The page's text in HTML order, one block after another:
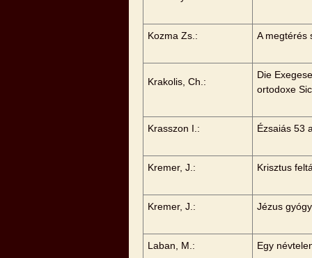
Kozma Zs.: A megtérés
Krakolis, Ch.:
Die
ortodoxe
Krasszon I.: Ézsaiás 53
Kremer, J.: Krisztus
Kremer, J.: Jézus
Laban, M.: Egy